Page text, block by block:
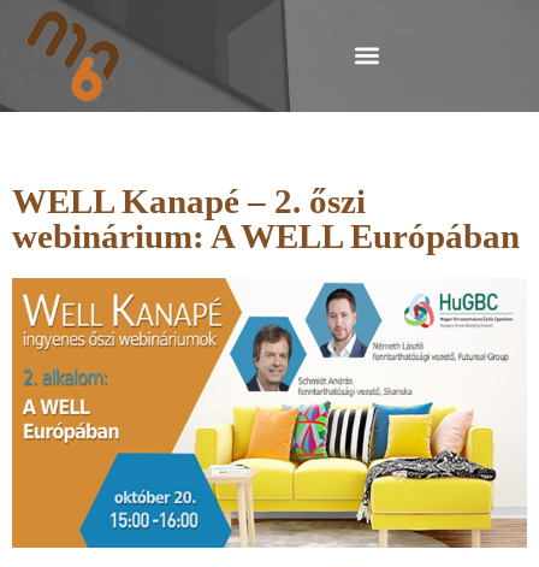
WELL Kanapé – 2. őszi
webinárium: A WELL Európában